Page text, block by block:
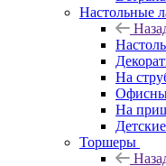
Настольные
На
На
Детские
Торшеры